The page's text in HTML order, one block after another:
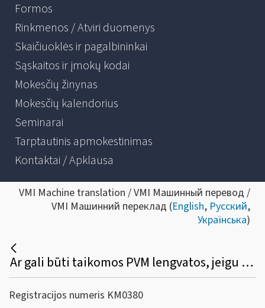
Formos
Rinkmenos / Atviri duomenys
Skaičiuoklės ir pagalbininkai
Sąskaitos ir įmokų kodai
Mokesčių žinynas
Mokesčių kalendorius
Seminarai
Tarptautinis apmokestinimas
Kontaktai / Apklausa
VMI Machine translation / VMI Машинный перевод /
VMI Машинний переклад (English, Русский,
Українська)
Ar gali būti taikomos PVM lengvatos, jeigu už prekes (paslaugas) sumokama iš atitinkamų NATO fondų lėšų?
Registracijos numeris KM0380